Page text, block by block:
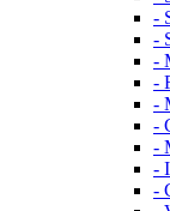
-
-
-
-
-
-
-
-
-